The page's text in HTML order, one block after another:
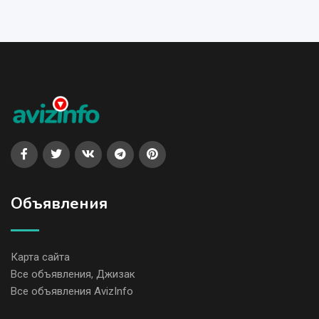
Объявления
Карта сайта
Все объявления, Джизак
Все объявления AvizInfo